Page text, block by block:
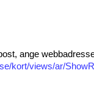
ange
kort/views/ar/